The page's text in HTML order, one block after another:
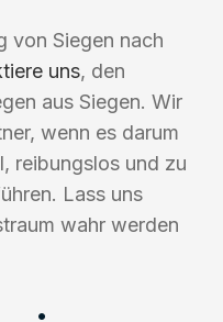
von Siegen nach
uns, den
aus Siegen. Wir
wenn es darum
reibungslos und zu
Lass uns
wahr werden